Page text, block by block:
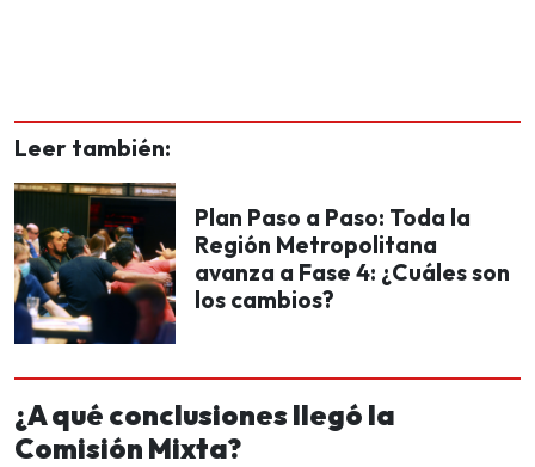
Leer también:
Plan Paso a Paso: Toda la
Región Metropolitana
avanza a Fase 4: ¿Cuáles son
los cambios?
¿A qué conclusiones llegó la
Comisión Mixta?